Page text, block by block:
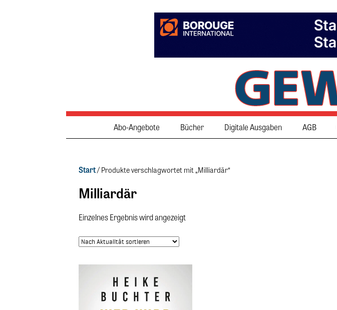
Abo-Angebote Bücher Digitale Ausgaben AGB
Start/ Produkte verschlagwortet mit „Milliardär“
Milliardär
Einzelnes Ergebnis wird angezeigt